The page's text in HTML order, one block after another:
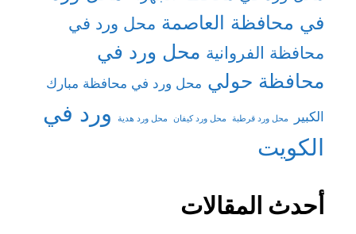
في محافظة العاصمة محل ورد في
محافظة الفروانية محل ورد في
محافظة حولي محل ورد في محافظة مبارك
الكبير
محل ورد قرطبة محل ورد كيفان محل ورد هدية
ورد في
الكويت
أحدث المقالات